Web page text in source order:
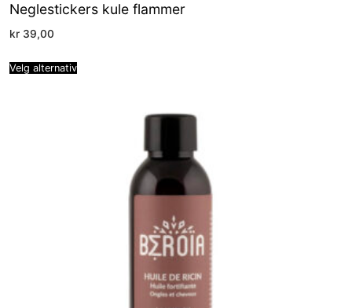
Neglestickers kule flammer
kr 39,00
Velg alternativ